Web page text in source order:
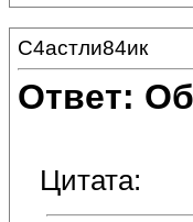
С4астли84ик
Ответ:
Цитата: